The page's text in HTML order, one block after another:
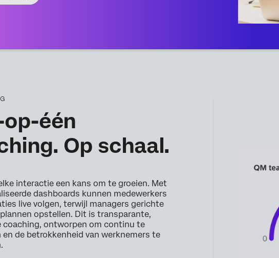
op-één
Op schaal.
interactie een kans om te groeien. Met
dashboards kunnen medewerkers
live volgen, terwijl managers gerichte
opstellen. Dit is transparante,
coaching, ontworpen om continu te
en de betrokkenheid van werknemers te